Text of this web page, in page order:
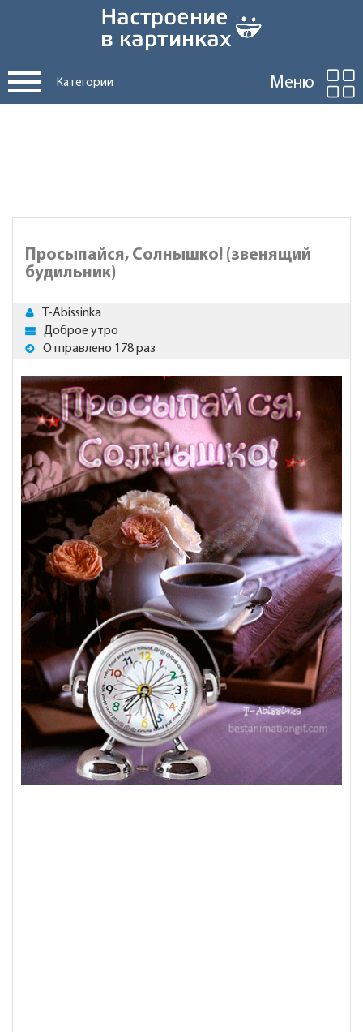
Категории Меню
Просыпайся, Солнышко! (звенящий
будильник)
T-Abissinka
Доброе утро
Отправлено 178 раз